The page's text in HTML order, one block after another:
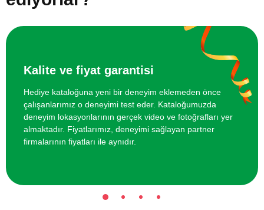
İki Kişi için Geleneksel Bali Masajı
750 TL
Kalite ve fiyat garantisi
Hediye kataloğuna yeni bir deneyim eklemeden önce
çalışanlarımız o deneyimi test eder. Kataloğumuzda
deneyim lokasyonlarının gerçek video ve fotoğrafları yer
almaktadır. Fiyatlarımız, deneyimi sağlayan partner
firmalarının fiyatları ile aynıdır.